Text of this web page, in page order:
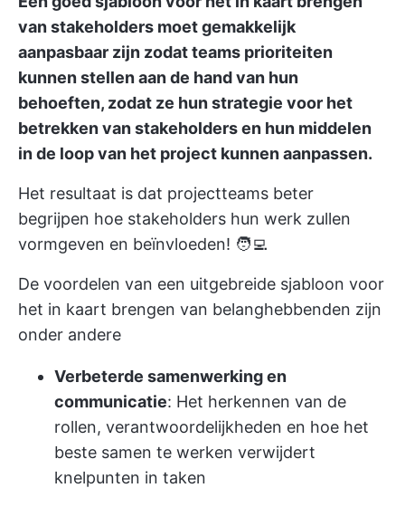
van stakeholders moet gemakkelijk
aanpasbaar zijn zodat teams prioriteiten
kunnen stellen aan de hand van hun
behoeften, zodat ze hun strategie voor het
betrekken van stakeholders en hun middelen
in de loop van het project kunnen aanpassen.
Het resultaat is dat projectteams beter
begrijpen hoe stakeholders hun werk zullen
vormgeven en beïnvloeden! 🧑‍💻
De voordelen van een uitgebreide sjabloon voor
het in kaart brengen van belanghebbenden zijn
onder andere
Verbeterde samenwerking en
communicatie: Het herkennen van de
rollen, verantwoordelijkheden en hoe het
beste samen te werken verwijdert
knelpunten in taken